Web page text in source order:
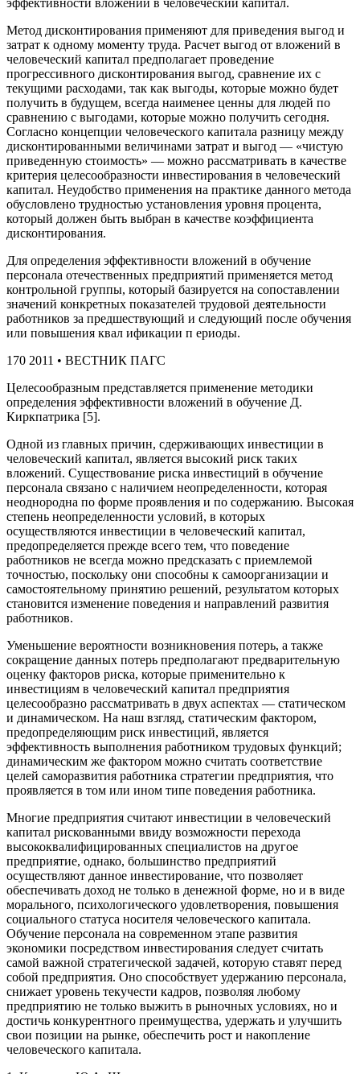
эффективности вложений в человеческий капитал.
Метод дисконтирования применяют для приведения выгод и
затрат к одному моменту труда. Расчет выгод от вложений в
человеческий капитал предполагает проведение
прогрессивного дисконтирования выгод, сравнение их с
текущими расходами, так как выгоды, которые можно будет
получить в будущем, всегда наименее ценны для людей по
сравнению с выгодами, которые можно получить сегодня.
Согласно концепции человеческого капитала разницу между
дисконтированными величинами затрат и выгод — «чистую
приведенную стоимость» — можно рассматривать в качестве
критерия целесообразности инвестирования в человеческий
капитал. Неудобство применения на практике данного метода
обусловлено трудностью установления уровня процента,
который должен быть выбран в качестве коэффициента
дисконтирования.
Для определения эффективности вложений в обучение
персонала отечественных предприятий применяется метод
контрольной группы, который базируется на сопоставлении
значений конкретных показателей трудовой деятельности
работников за предшествующий и следующий после обучения
или повышения квал ификации п ериоды.
170 2011 • ВЕСТНИК ПАГС
Целесообразным представляется применение методики
определения эффективности вложений в обучение Д.
Киркпатрика [5].
Одной из главных причин, сдерживающих инвестиции в
человеческий капитал, является высокий риск таких
вложений. Существование риска инвестиций в обучение
персонала связано с наличием неопределенности, которая
неоднородна по форме проявления и по содержанию. Высокая
степень неопределенности условий, в которых
осуществляются инвестиции в человеческий капитал,
предопределяется прежде всего тем, что поведение
работников не всегда можно предсказать с приемлемой
точностью, поскольку они способны к самоорганизации и
самостоятельному принятию решений, результатом которых
становится изменение поведения и направлений развития
работников.
Уменьшение вероятности возникновения потерь, а также
сокращение данных потерь предполагают предварительную
оценку факторов риска, которые применительно к
инвестициям в человеческий капитал предприятия
целесообразно рассматривать в двух аспектах — статическом
и динамическом. На наш взгляд, статическим фактором,
предопределяющим риск инвестиций, является
эффективность выполнения работником трудовых функций;
динамическим же фактором можно считать соответствие
целей саморазвития работника стратегии предприятия, что
проявляется в том или ином типе поведения работника.
Многие предприятия считают инвестиции в человеческий
капитал рискованными ввиду возможности перехода
высококвалифицированных специалистов на другое
предприятие, однако, большинство предприятий
осуществляют данное инвестирование, что позволяет
обеспечивать доход не только в денежной форме, но и в виде
морального, психологического удовлетворения, повышения
социального статуса носителя человеческого капитала.
Обучение персонала на современном этапе развития
экономики посредством инвестирования следует считать
самой важной стратегической задачей, которую ставят перед
собой предприятия. Оно способствует удержанию персонала,
снижает уровень текучести кадров, позволяя любому
предприятию не только выжить в рыночных условиях, но и
достичь конкурентного преимущества, удержать и улучшить
свои позиции на рынке, обеспечить рост и накопление
человеческого капитала.